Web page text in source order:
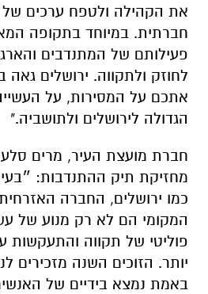
את הקהילה ולטפח ערכים של
חברתית. במיוחד בתקופה
פעילותם של המתנדבים
לחוזק ולתקווה. ירושלים גאה
אתכם על המסירות, על
הגדולה לירושלים ולתושביה."
חברת מועצת העיר, מרים
מחזיקת תיק ההתנדבות:
כמו ירושלים, החברה
המקומי הם לא רק מנוע של
פוליטי של תקווה והתעקשות
יותר. הזוכים השנה מזכירים
באמת נמצא בידיים של